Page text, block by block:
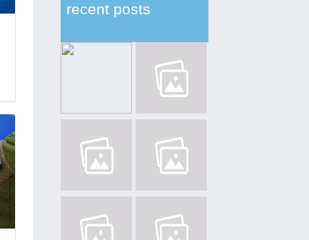
recent posts